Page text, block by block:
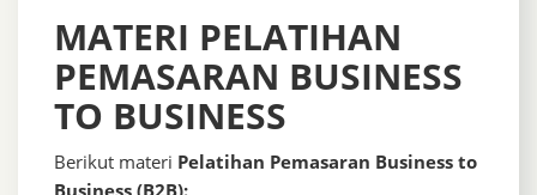
MATERI PELATIHAN
PEMASARAN BUSINESS
TO BUSINESS
Berikut materi Pelatihan Pemasaran Business to